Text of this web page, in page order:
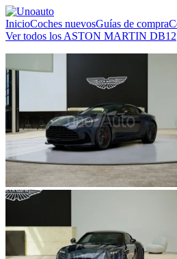
InicioCoches nuevosGuías de compra
Ver todos los ASTON MARTIN DB12